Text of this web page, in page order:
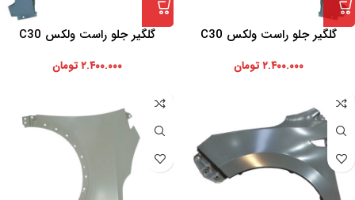
گلگير جلو راست ولکس C30
۲.۴۰۰.۰۰۰ تومان
گلگير جلو راست ولکس C30
۲.۴۰۰.۰۰۰ تومان